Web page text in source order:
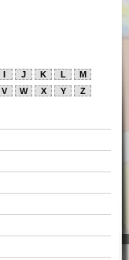
I J K L
M
V W X Y Z